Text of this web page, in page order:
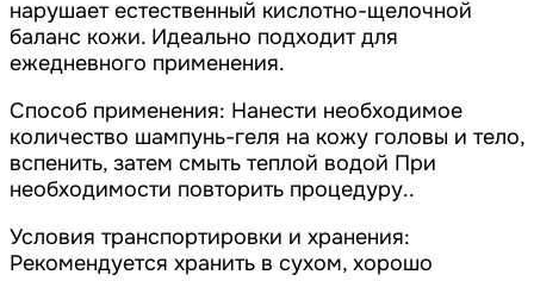
нарушает естественный кислотно-щелочной
баланс кожи. Идеально подходит для
ежедневного применения.
Способ применения: Нанести необходимое
количество шампунь-геля на кожу головы и тело,
вспенить, затем смыть теплой водой При
необходимости повторить процедуру..
Условия транспортировки и хранения:
Рекомендуется хранить в сухом, хорошо